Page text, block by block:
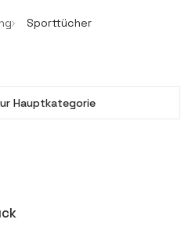
Sporttücher
Hauptkategorie